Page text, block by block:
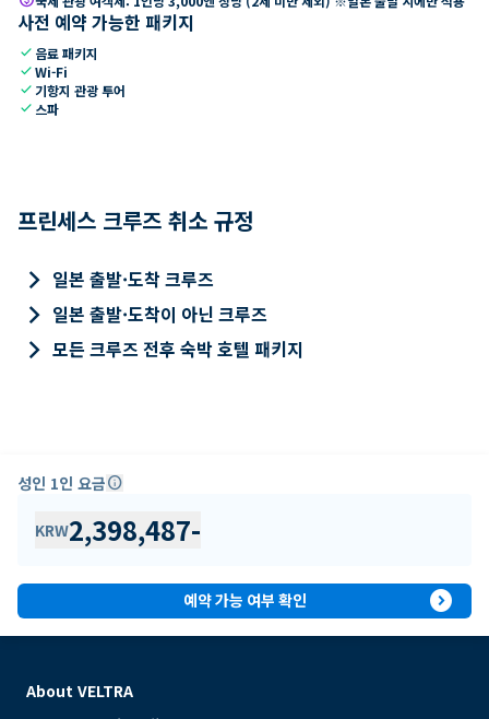
사전 예약 가능한 패키지
check 음료 패키지
checkWi-Fi
check 기항지 관광 투어
check 스파
프린세스 크루즈 취소 규정
keyboard_arrow_right 일본 출발·도착 크루즈
keyboard_arrow_right 일본 출발·도착이 아닌 크루즈
keyboard_arrow_right 모든 크루즈 전후 숙박 호텔 패키지
성인 1인 요금info
KRW2,398,487-
예약 가능 여부 확인 expand_circle_right
About VELTRA